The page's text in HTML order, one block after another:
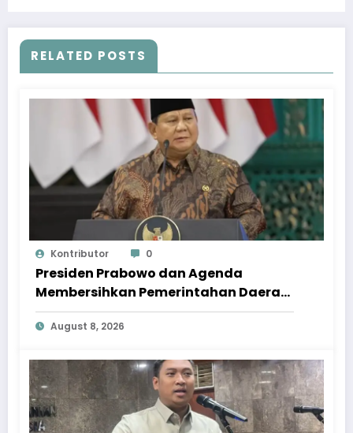
RELATED POSTS
Kontributor 0
Presiden Prabowo dan Agenda
Membersihkan Pemerintahan Daerah
dari Korupsi
August 8, 2026